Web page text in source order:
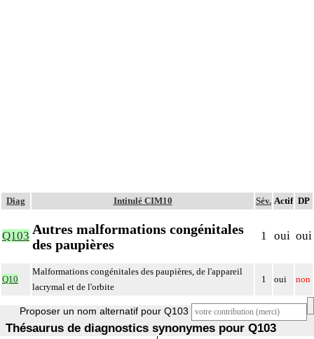
Diag Intitulé CIM10 Sév. Actif DP
Q103 Autres malformations congénitales
des paupières
1 oui oui
Q10
Malformations congénitales des paupières, de l'appareil
lacrymal et de l'orbite
1 oui non
Proposer un nom alternatif pour Q103
Thésaurus de diagnostics synonymes pour Q103